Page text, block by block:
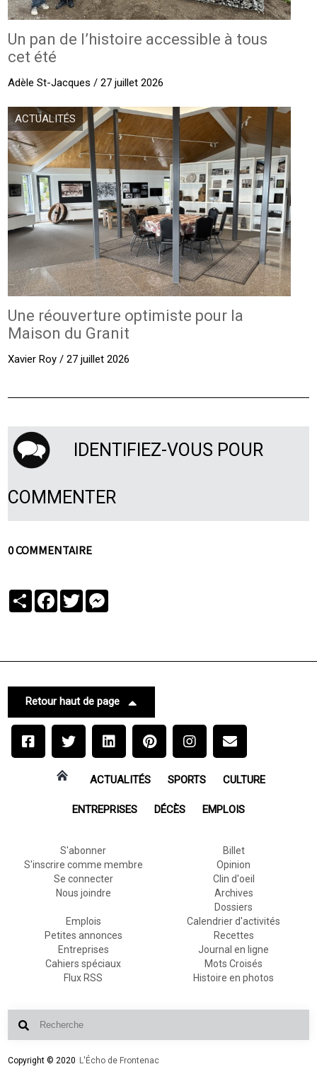
Un pan de l’histoire accessible à tous
cet été
Adèle St-Jacques / 27 juillet 2026
ACTUALITÉS
Une réouverture optimiste pour la
Maison du Granit
Xavier Roy / 27 juillet 2026
IDENTIFIEZ-VOUS POUR
COMMENTER
0 COMMENTAIRE
PartagerFacebook
Twitter
Retour haut de page
ACTUALITÉS SPORTS CULTURE
ENTREPRISES DÉCÈS EMPLOIS
S'abonner
S'inscrire comme membre
Se connecter
Nous joindre
Billet
Opinion
Clin d'oeil
Archives
Dossiers
Emplois
Petites annonces
Entreprises
Cahiers spéciaux
Flux RSS
Calendrier d'activités
Recettes
Journal en ligne
Mots Croisés
Histoire en photos
Copyright © 2020 L'Écho de Frontenac